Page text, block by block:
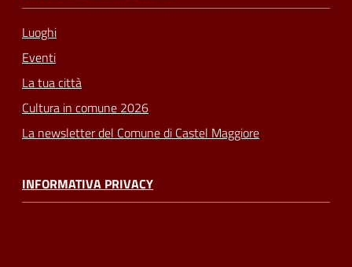
Luoghi
Eventi
La tua città
Cultura in comune 2026
La newsletter del Comune di Castel Maggiore
INFORMATIVA PRIVACY